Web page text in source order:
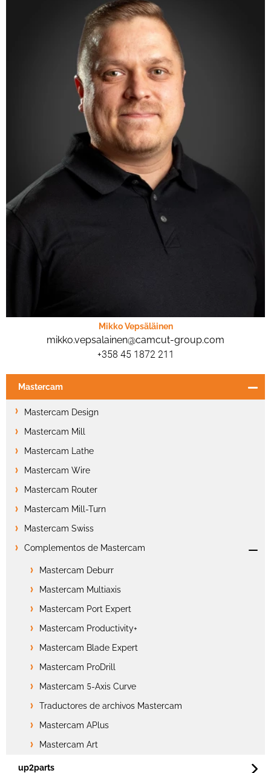
Mastercam
Mastercam Design
Mastercam Mill
Mastercam Lathe
Mastercam Wire
Mastercam Router
Mastercam Mill-Turn
Mastercam Swiss
Complementos de Mastercam
Mastercam Deburr
Mastercam Multiaxis
Mastercam Port Expert
Mastercam Productivity+
Mastercam Blade Expert
Mastercam ProDrill
Mastercam 5-Axis Curve
Traductores de archivos Mastercam
Mastercam APlus
Mastercam Art
up2parts
Mikko Vepsäläinen
mikko.vepsalainen@camcut-group.com
+358 45 1872 211